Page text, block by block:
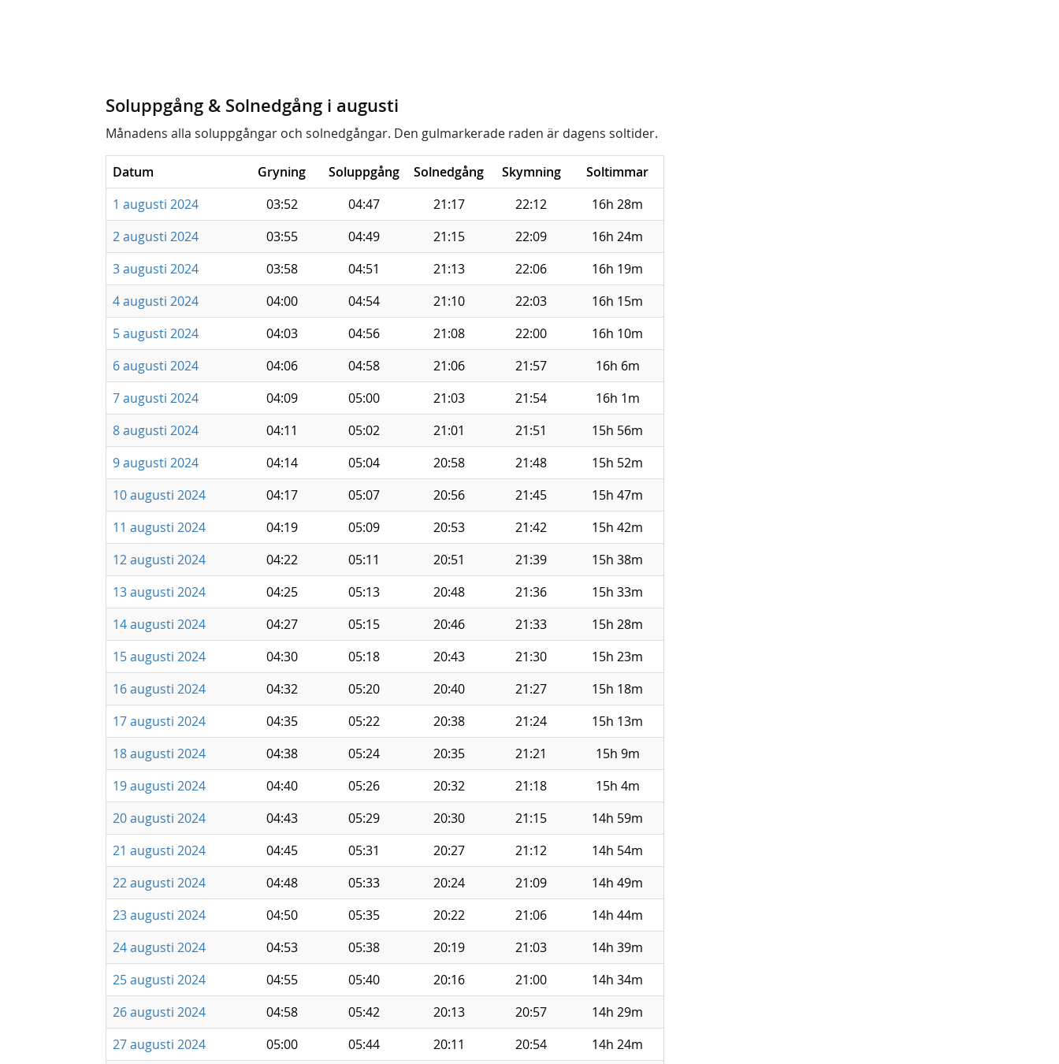
Soluppgång & Solnedgång i augusti
Månadens alla soluppgångar och solnedgångar. Den gulmarkerade raden är dagens soltider.
Datum Gryning Soluppgång Solnedgång Skymning
Soltimmar
1 augusti 2024
03:52 04:47 21:17 22:12
16h 28m
2 augusti 2024
03:55 04:49 21:15 22:09
16h 24m
3 augusti 2024
03:58 04:51 21:13 22:06
16h 19m
4 augusti 2024
04:00 04:54 21:10 22:03
16h 15m
5 augusti 2024
04:03 04:56 21:08 22:00
16h 10m
6 augusti 2024
04:06 04:58 21:06 21:57
16h 6m
7 augusti 2024
04:09 05:00 21:03 21:54
16h 1m
8 augusti 2024
04:11 05:02 21:01 21:51
15h 56m
9 augusti 2024
04:14 05:04 20:58 21:48
15h 52m
10 augusti 2024
04:17 05:07 20:56 21:45
15h 47m
11 augusti 2024
04:19 05:09 20:53 21:42
15h 42m
12 augusti 2024
04:22 05:11 20:51 21:39
15h 38m
13 augusti 2024
04:25 05:13 20:48 21:36
15h 33m
14 augusti 2024
04:27 05:15 20:46 21:33
15h 28m
15 augusti 2024
04:30 05:18 20:43 21:30
15h 23m
16 augusti 2024
04:32 05:20 20:40 21:27
15h 18m
17 augusti 2024
04:35 05:22 20:38 21:24
15h 13m
18 augusti 2024
04:38 05:24 20:35 21:21
15h 9m
19 augusti 2024
04:40 05:26 20:32 21:18
15h 4m
20 augusti 2024
04:43 05:29 20:30 21:15
14h 59m
21 augusti 2024
04:45 05:31 20:27 21:12
14h 54m
22 augusti 2024
04:48 05:33 20:24 21:09
14h 49m
23 augusti 2024
04:50 05:35 20:22 21:06
14h 44m
24 augusti 2024
04:53 05:38 20:19 21:03
14h 39m
25 augusti 2024
04:55 05:40 20:16 21:00
14h 34m
26 augusti 2024
04:58 05:42 20:13 20:57
14h 29m
27 augusti 2024
05:00 05:44 20:11 20:54 14h 24m